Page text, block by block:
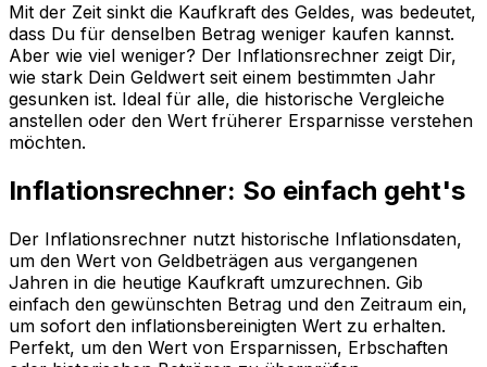
Mit der Zeit sinkt die Kaufkraft des Geldes, was bedeutet,
dass Du für denselben Betrag weniger kaufen kannst.
Aber wie viel weniger? Der Inflationsrechner zeigt Dir,
wie stark Dein Geldwert seit einem bestimmten Jahr
gesunken ist. Ideal für alle, die historische Vergleiche
anstellen oder den Wert früherer Ersparnisse verstehen
möchten.
Inflationsrechner: So einfach geht's
Der Inflationsrechner nutzt historische Inflationsdaten,
um den Wert von Geldbeträgen aus vergangenen
Jahren in die heutige Kaufkraft umzurechnen. Gib
einfach den gewünschten Betrag und den Zeitraum ein,
um sofort den inflationsbereinigten Wert zu erhalten.
Perfekt, um den Wert von Ersparnissen, Erbschaften